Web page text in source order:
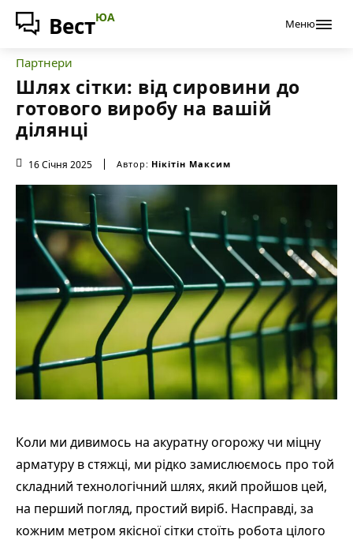
ВестЮА Меню
Партнери
Шлях сітки: від сировини до
готового виробу на вашій
ділянці
16 Січня 2025 Автор: Нікітін Максим
Коли ми дивимось на акуратну огорожу чи міцну
арматуру в стяжці, ми рідко замислюємось про той
складний технологічний шлях, який пройшов цей,
на перший погляд, простий виріб. Насправді, за
кожним метром якісної сітки стоїть робота цілого